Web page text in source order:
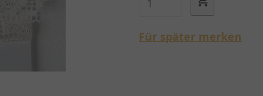
Für später merken